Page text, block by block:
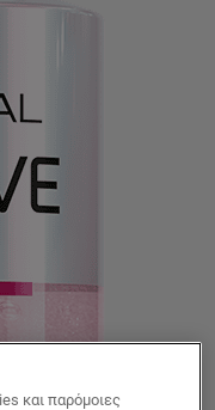
και παρόμοιες